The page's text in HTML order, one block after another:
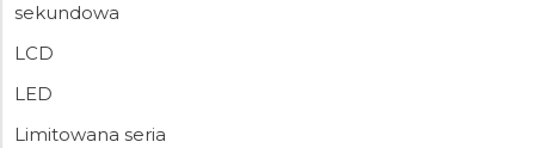
sekundowa
LCD
LED
Limitowana seria